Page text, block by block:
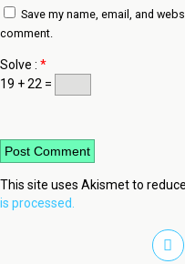
Save my name, email, and
comment.
Solve : *
19 + 22 =
This site uses Akismet to
is processed.